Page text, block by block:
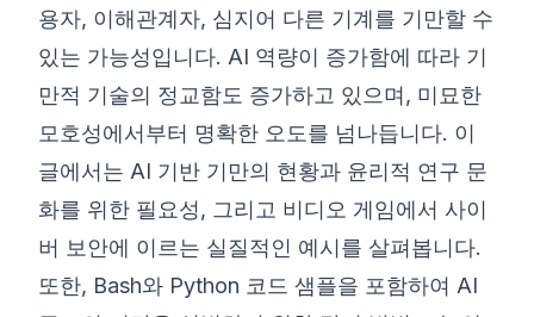
용자, 이해관계자, 심지어 다른 기계를 기만할 수
있는 가능성입니다. AI 역량이 증가함에 따라 기
만적 기술의 정교함도 증가하고 있으며, 미묘한
모호성에서부터 명확한 오도를 넘나듭니다. 이
글에서는 AI 기반 기만의 현황과 윤리적 연구 문
화를 위한 필요성, 그리고 비디오 게임에서 사이
버 보안에 이르는 실질적인 예시를 살펴봅니다.
또한, Bash와 Python 코드 샘플을 포함하여 AI